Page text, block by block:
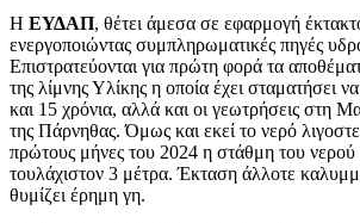
Η ΕΥΔΑΠ, θέτει άμεσα σε εφαρμογή
ενεργοποιώντας συμπληρωματικές πηγές
Επιστρατεύονται για πρώτη φορά τα
της λίμνης Υλίκης η οποία έχει σταματήσει
και 15 χρόνια, αλλά και οι γεωτρήσεις στη
της Πάρνηθας. Όμως και εκεί το νερό
πρώτους μήνες του 2024 η στάθμη του
τουλάχιστον 3 μέτρα. Έκταση άλλοτε
θυμίζει έρημη γη.